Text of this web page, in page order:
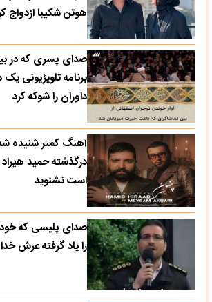
هوتن شکیبا ازدواج
صدای پسری که در
برنامه تلویزیونی یک
داوران را شوکه کرد
آهنگ کمتر شنیده
درگذشته حمید
است نشنوید
صدای پلیسی که
را یاد گرفته عرش خدا